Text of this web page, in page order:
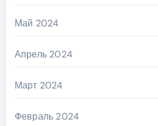
Май 2024
Апрель 2024
Март 2024
Февраль 2024